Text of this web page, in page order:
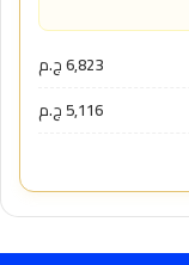
6,823 ج.م
5,116 ج.م